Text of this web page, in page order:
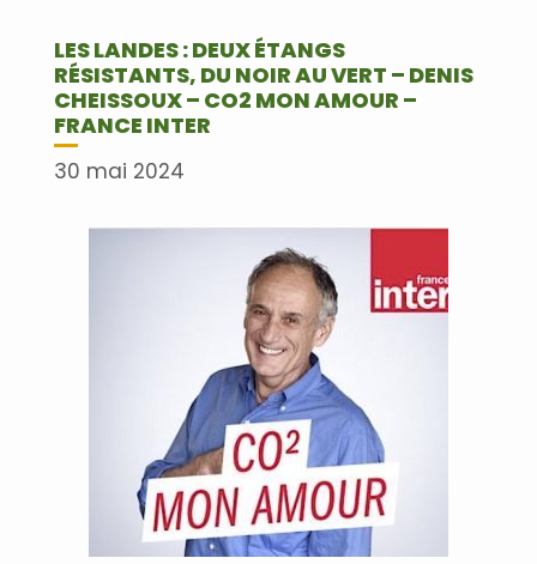
LES LANDES : DEUX ÉTANGS
RÉSISTANTS, DU NOIR AU VERT – DENIS
CHEISSOUX – CO2 MON AMOUR –
FRANCE INTER
30 mai 2024